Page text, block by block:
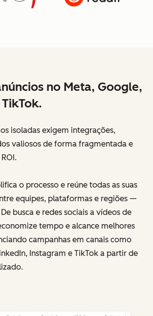
no Meta, Google,
isoladas exigem integrações,
valiosos de forma fragmentada e
o processo e reúne todas as suas
equipes, plataformas e regiões —
busca e redes sociais a vídeos de
tempo e alcance melhores
campanhas em canais como
Instagram e TikTok a partir de